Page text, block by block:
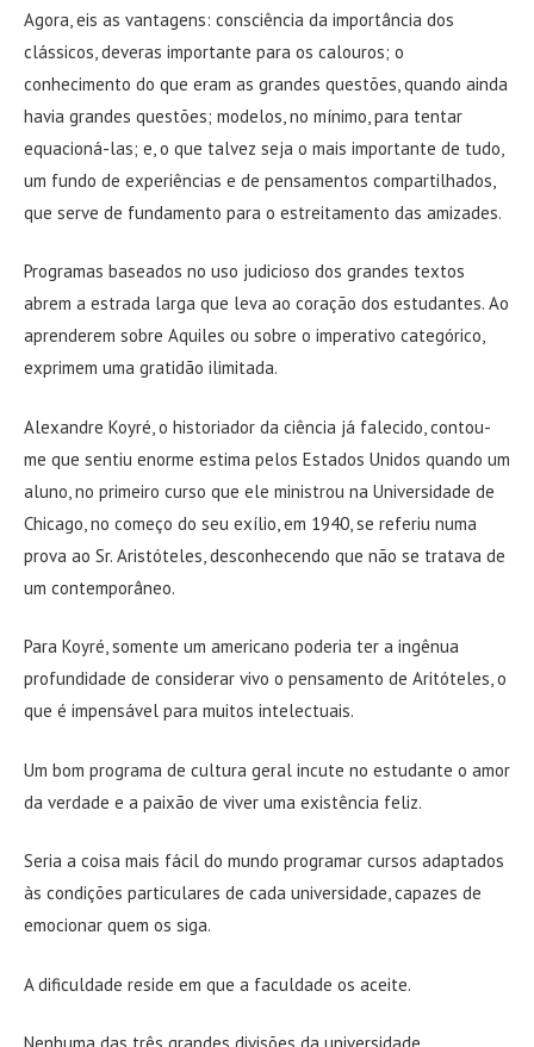
Agora, eis as vantagens: consciência da importância dos
clássicos, deveras importante para os calouros; o
conhecimento do que eram as grandes questões, quando ainda
havia grandes questões; modelos, no mínimo, para tentar
equacioná-las; e, o que talvez seja o mais importante de tudo,
um fundo de experiências e de pensamentos compartilhados,
que serve de fundamento para o estreitamento das amizades.
Programas baseados no uso judicioso dos grandes textos
abrem a estrada larga que leva ao coração dos estudantes. Ao
aprenderem sobre Aquiles ou sobre o imperativo categórico,
exprimem uma gratidão ilimitada.
Alexandre Koyré, o historiador da ciência já falecido, contou-
me que sentiu enorme estima pelos Estados Unidos quando um
aluno, no primeiro curso que ele ministrou na Universidade de
Chicago, no começo do seu exílio, em 1940, se referiu numa
prova ao Sr. Aristóteles, desconhecendo que não se tratava de
um contemporâneo.
Para Koyré, somente um americano poderia ter a ingênua
profundidade de considerar vivo o pensamento de Aritóteles, o
que é impensável para muitos intelectuais.
Um bom programa de cultura geral incute no estudante o amor
da verdade e a paixão de viver uma existência feliz.
Seria a coisa mais fácil do mundo programar cursos adaptados
às condições particulares de cada universidade, capazes de
emocionar quem os siga.
A dificuldade reside em que a faculdade os aceite.